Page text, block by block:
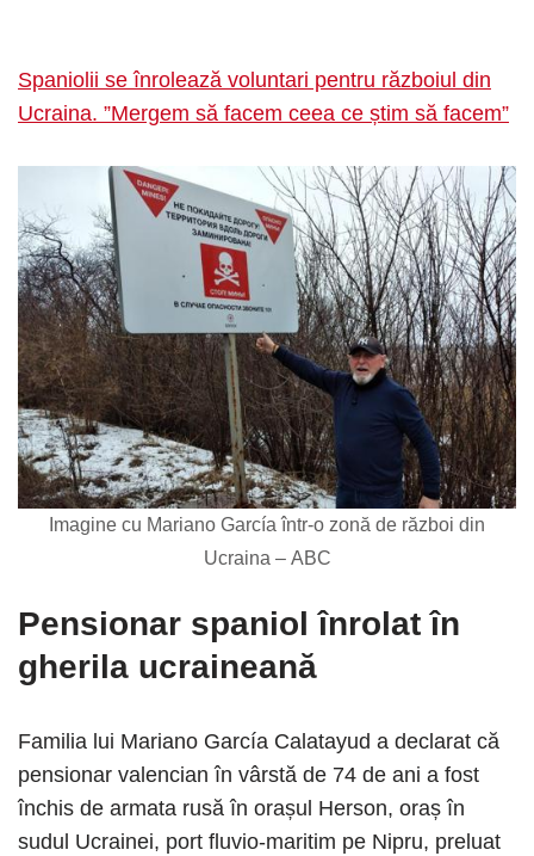
Spaniolii se înrolează voluntari pentru războiul din
Ucraina. ”Mergem să facem ceea ce știm să facem”
Imagine cu Mariano García într-o zonă de război din
Ucraina – ABC
Pensionar spaniol înrolat în
gherila ucraineană
Familia lui Mariano García Calatayud a declarat că
pensionar valencian în vârstă de 74 de ani a fost
închis de armata rusă în orașul Herson, oraș în
sudul Ucrainei, port fluvio-maritim pe Nipru, preluat